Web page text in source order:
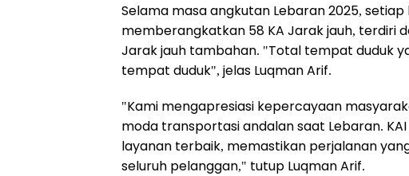
Selama masa angkutan Lebaran 2025,
memberangkatkan 58 KA Jarak jauh, terdiri
Jarak jauh tambahan. "Total tempat duduk
tempat duduk", jelas Luqman Arif.
"Kami mengapresiasi kepercayaan
moda transportasi andalan saat Lebaran.
layanan terbaik, memastikan perjalanan
seluruh pelanggan," tutup Luqman Arif.